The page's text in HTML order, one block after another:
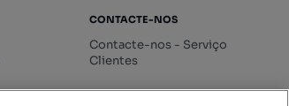
CONTACTE-NOS
Contacte-nos - Serviço
Clientes